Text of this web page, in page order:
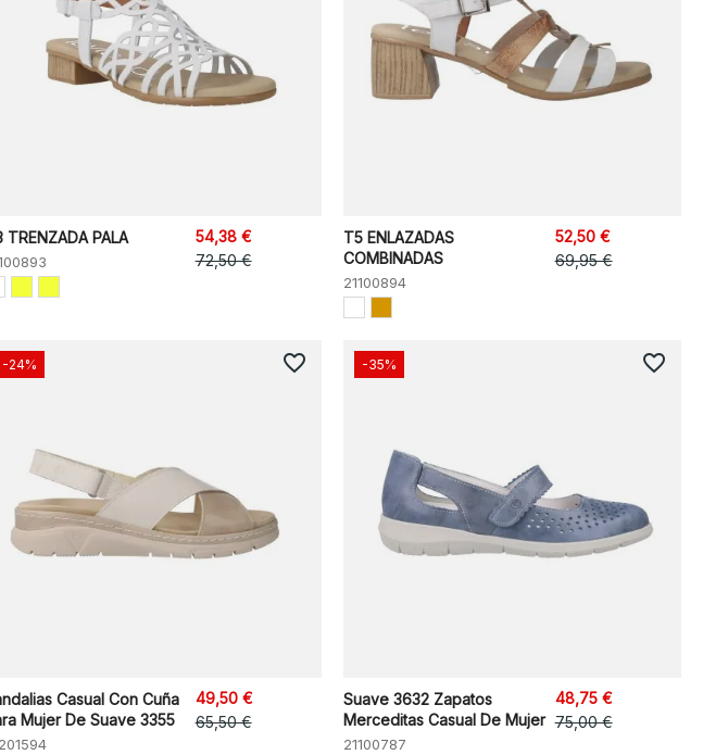
TRENZADA PALA
54,38 €
72,50 €
T5 ENLAZADAS
COMBINADAS
21100894
52,50 €
69,95 €
Casual Con Cuña
Mujer De Suave 3355
49,50 €
65,50 €
-24% favorite_border
Suave 3632 Zapatos
Merceditas Casual De Mujer
21100787
48,75 €
75,00 €
-35% favorite_border